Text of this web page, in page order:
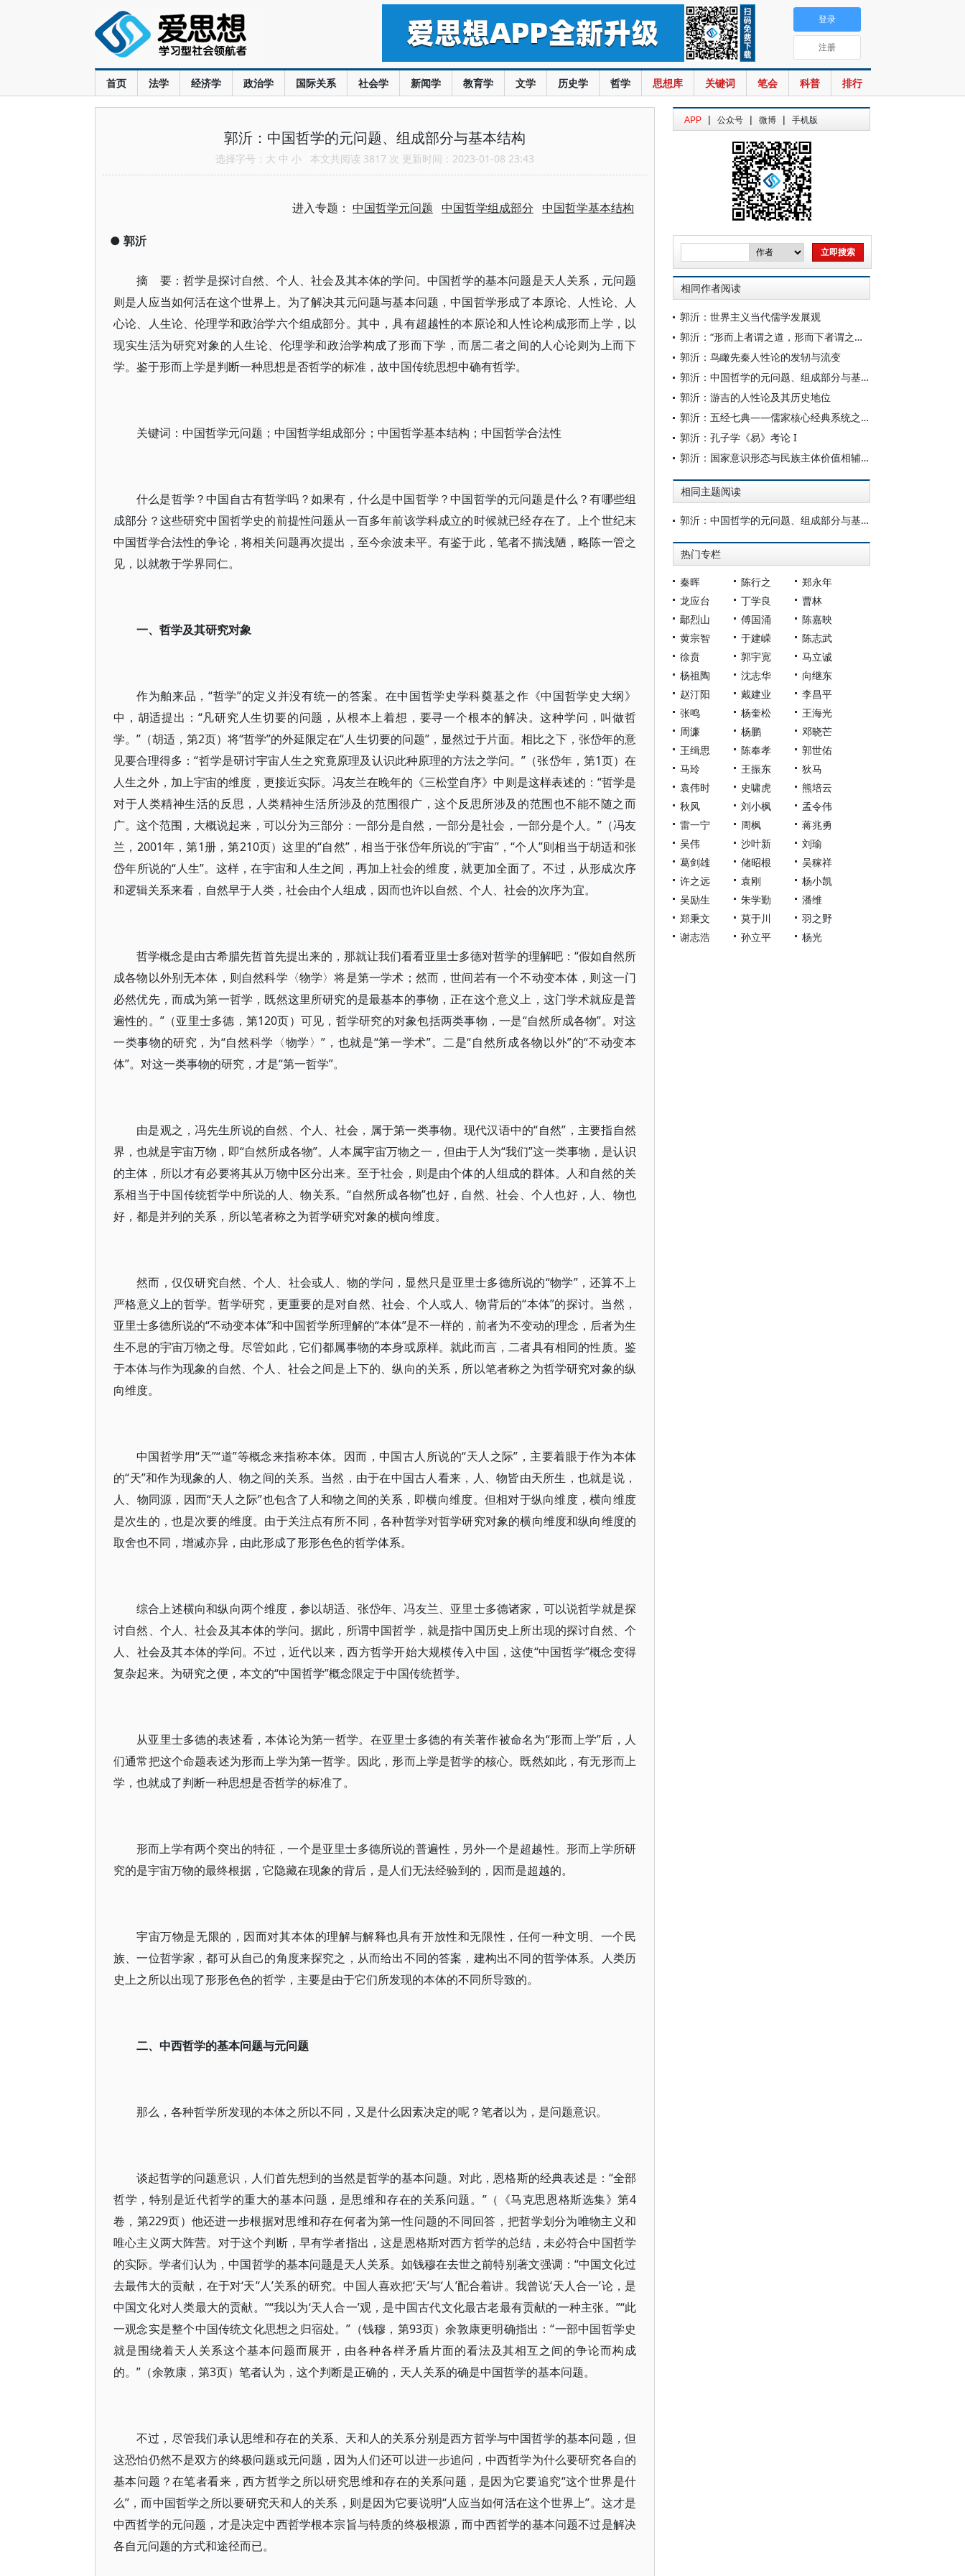
首页 法学 经济学 政治学 国际关系 社会学 新闻学 教育学 文学 历史学 哲学 思想库 关键词 笔会 科普 排行
登录
注册
郭沂：中国哲学的元问题、组成部分与基本结构
选择字号： 大 中 小 本文共阅读 3817 次 更新时间：2023-01-08 23:43
进入专题： 中国哲学元问题 中国哲学组成部分 中国哲学基本结构
● 郭沂
摘 要：哲学是探讨自然、个人、社会及其本体的学问。中国哲学的基本问题是天人关系，元问题
则是人应当如何活在这个世界上。为了解决其元问题与基本问题，中国哲学形成了本原论、人性论、人
心论、人生论、伦理学和政治学六个组成部分。其中，具有超越性的本原论和人性论构成形而上学，以
现实生活为研究对象的人生论、伦理学和政治学构成了形而下学，而居二者之间的人心论则为上而下
学。鉴于形而上学是判断一种思想是否哲学的标准，故中国传统思想中确有哲学。
关键词：中国哲学元问题；中国哲学组成部分；中国哲学基本结构；中国哲学合法性
什么是哲学？中国自古有哲学吗？如果有，什么是中国哲学？中国哲学的元问题是什么？有哪些组
成部分？这些研究中国哲学史的前提性问题从一百多年前该学科成立的时候就已经存在了。上个世纪末
中国哲学合法性的争论，将相关问题再次提出，至今余波未平。有鉴于此，笔者不揣浅陋，略陈一管之
见，以就教于学界同仁。
一、哲学及其研究对象
作为舶来品，“哲学”的定义并没有统一的答案。在中国哲学史学科奠基之作《中国哲学史大纲》
中，胡适提出：“凡研究人生切要的问题，从根本上着想，要寻一个根本的解决。这种学问，叫做哲
学。”（胡适，第2页）将“哲学”的外延限定在“人生切要的问题”，显然过于片面。相比之下，张岱年的意
见要合理得多：“哲学是研讨宇宙人生之究竟原理及认识此种原理的方法之学问。”（张岱年，第1页）在
人生之外，加上宇宙的维度，更接近实际。冯友兰在晚年的《三松堂自序》中则是这样表述的：“哲学是
对于人类精神生活的反思，人类精神生活所涉及的范围很广，这个反思所涉及的范围也不能不随之而
广。这个范围，大概说起来，可以分为三部分：一部分是自然，一部分是社会，一部分是个人。”（冯友
兰，2001年，第1册，第210页）这里的“自然”，相当于张岱年所说的“宇宙”，“个人”则相当于胡适和张
岱年所说的“人生”。这样，在宇宙和人生之间，再加上社会的维度，就更加全面了。不过，从形成次序
和逻辑关系来看，自然早于人类，社会由个人组成，因而也许以自然、个人、社会的次序为宜。
哲学概念是由古希腊先哲首先提出来的，那就让我们看看亚里士多德对哲学的理解吧：“假如自然所
成各物以外别无本体，则自然科学〈物学〉将是第一学术；然而，世间若有一个不动变本体，则这一门
必然优先，而成为第一哲学，既然这里所研究的是最基本的事物，正在这个意义上，这门学术就应是普
遍性的。”（亚里士多德，第120页）可见，哲学研究的对象包括两类事物，一是“自然所成各物”。对这
一类事物的研究，为“自然科学〈物学〉”，也就是“第一学术”。二是“自然所成各物以外”的“不动变本
体”。对这一类事物的研究，才是“第一哲学”。
由是观之，冯先生所说的自然、个人、社会，属于第一类事物。现代汉语中的“自然”，主要指自然
界，也就是宇宙万物，即“自然所成各物”。人本属宇宙万物之一，但由于人为“我们”这一类事物，是认识
的主体，所以才有必要将其从万物中区分出来。至于社会，则是由个体的人组成的群体。人和自然的关
系相当于中国传统哲学中所说的人、物关系。“自然所成各物”也好，自然、社会、个人也好，人、物也
好，都是并列的关系，所以笔者称之为哲学研究对象的横向维度。
然而，仅仅研究自然、个人、社会或人、物的学问，显然只是亚里士多德所说的“物学”，还算不上
严格意义上的哲学。哲学研究，更重要的是对自然、社会、个人或人、物背后的“本体”的探讨。当然，
亚里士多德所说的“不动变本体”和中国哲学所理解的“本体”是不一样的，前者为不变动的理念，后者为生
生不息的宇宙万物之母。尽管如此，它们都属事物的本身或原样。就此而言，二者具有相同的性质。鉴
于本体与作为现象的自然、个人、社会之间是上下的、纵向的关系，所以笔者称之为哲学研究对象的纵
向维度。
中国哲学用“天”“道”等概念来指称本体。因而，中国古人所说的“天人之际”，主要着眼于作为本体
的“天”和作为现象的人、物之间的关系。当然，由于在中国古人看来，人、物皆由天所生，也就是说，
人、物同源，因而“天人之际”也包含了人和物之间的关系，即横向维度。但相对于纵向维度，横向维度
是次生的，也是次要的维度。由于关注点有所不同，各种哲学对哲学研究对象的横向维度和纵向维度的
取舍也不同，增减亦异，由此形成了形形色色的哲学体系。
综合上述横向和纵向两个维度，参以胡适、张岱年、冯友兰、亚里士多德诸家，可以说哲学就是探
讨自然、个人、社会及其本体的学问。据此，所谓中国哲学，就是指中国历史上所出现的探讨自然、个
人、社会及其本体的学问。不过，近代以来，西方哲学开始大规模传入中国，这使“中国哲学”概念变得
复杂起来。为研究之便，本文的“中国哲学”概念限定于中国传统哲学。
从亚里士多德的表述看，本体论为第一哲学。在亚里士多德的有关著作被命名为“形而上学”后，人
们通常把这个命题表述为形而上学为第一哲学。因此，形而上学是哲学的核心。既然如此，有无形而上
学，也就成了判断一种思想是否哲学的标准了。
形而上学有两个突出的特征，一个是亚里士多德所说的普遍性，另外一个是超越性。形而上学所研
究的是宇宙万物的最终根据，它隐藏在现象的背后，是人们无法经验到的，因而是超越的。
宇宙万物是无限的，因而对其本体的理解与解释也具有开放性和无限性，任何一种文明、一个民
族、一位哲学家，都可从自己的角度来探究之，从而给出不同的答案，建构出不同的哲学体系。人类历
史上之所以出现了形形色色的哲学，主要是由于它们所发现的本体的不同所导致的。
二、中西哲学的基本问题与元问题
那么，各种哲学所发现的本体之所以不同，又是什么因素决定的呢？笔者以为，是问题意识。
谈起哲学的问题意识，人们首先想到的当然是哲学的基本问题。对此，恩格斯的经典表述是：“全部
哲学，特别是近代哲学的重大的基本问题，是思维和存在的关系问题。”（《马克思恩格斯选集》第4
卷，第229页）他还进一步根据对思维和存在何者为第一性问题的不同回答，把哲学划分为唯物主义和
唯心主义两大阵营。对于这个判断，早有学者指出，这是恩格斯对西方哲学的总结，未必符合中国哲学
的实际。学者们认为，中国哲学的基本问题是天人关系。如钱穆在去世之前特别著文强调：“中国文化过
去最伟大的贡献，在于对‘天’‘人’关系的研究。中国人喜欢把‘天’与‘人’配合着讲。我曾说‘天人合一’论，是
中国文化对人类最大的贡献。”“我以为‘天人合一’观，是中国古代文化最古老最有贡献的一种主张。”“此
一观念实是整个中国传统文化思想之归宿处。”（钱穆，第93页）余敦康更明确指出：“一部中国哲学史
就是围绕着天人关系这个基本问题而展开，由各种各样矛盾片面的看法及其相互之间的争论而构成
的。”（余敦康，第3页）笔者认为，这个判断是正确的，天人关系的确是中国哲学的基本问题。
不过，尽管我们承认思维和存在的关系、天和人的关系分别是西方哲学与中国哲学的基本问题，但
这恐怕仍然不是双方的终极问题或元问题，因为人们还可以进一步追问，中西哲学为什么要研究各自的
基本问题？在笔者看来，西方哲学之所以研究思维和存在的关系问题，是因为它要追究“这个世界是什
么”，而中国哲学之所以要研究天和人的关系，则是因为它要说明“人应当如何活在这个世界上”。这才是
中西哲学的元问题，才是决定中西哲学根本宗旨与特质的终极根源，而中西哲学的基本问题不过是解决
各自元问题的方式和途径而已。
APP | 公众号 | 微博 | 手机版
相同作者阅读
郭沂：世界主义当代儒学发展观
郭沂：“形而上者谓之道，形而下者谓之器”新释 ——兼论《系辞》的宇宙论
郭沂：鸟瞰先秦人性论的发轫与流变
郭沂：中国哲学的元问题、组成部分与基本结构
郭沂：游吉的人性论及其历史地位
郭沂：五经七典——儒家核心经典系统之重构
郭沂：孔子学《易》考论 I
郭沂：国家意识形态与民族主体价值相辅相成——全球化时代马克思主义与儒学关系的再思考
相同主题阅读
郭沂：中国哲学的元问题、组成部分与基本结构
热门专栏
秦晖 陈行之
郑永年
龙应台
丁学良
曹林
鄢烈山
傅国涌
陈嘉映
黄宗智
于建嵘
陈志武
徐贲
郭宇宽
马立诚
杨祖陶
沈志华
向继东
赵汀阳
戴建业
李昌平
张鸣
杨奎松
王海光
周濂
杨鹏
邓晓芒
王缉思
陈奉孝
郭世佑
马玲
王振东
狄马
袁伟时
史啸虎
熊培云
秋风
刘小枫
孟令伟
雷一宁
周枫
蒋兆勇
吴伟
沙叶新
刘瑜
葛剑雄
储昭根
吴稼祥
许之远
袁刚
杨小凯
吴励生
朱学勤
潘维
郑秉文
莫于川
羽之野
谢志浩
孙立平 杨光